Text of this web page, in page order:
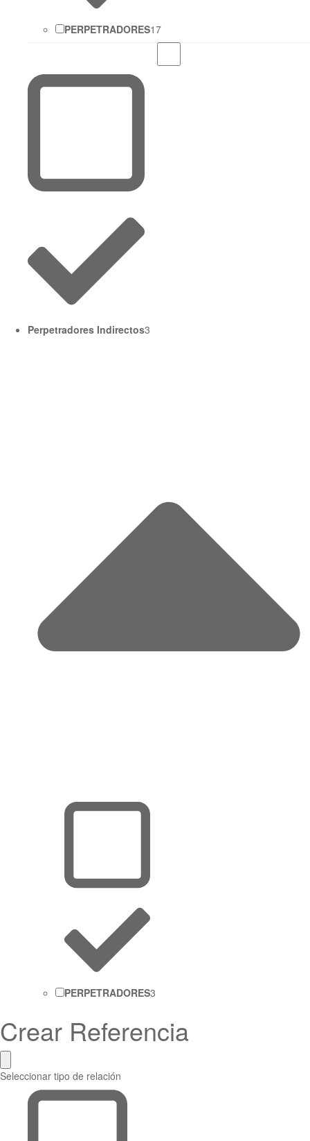
PERPETRADORES17
Perpetradores Indirectos3
PERPETRADORES3
Crear Referencia
Seleccionar tipo de relación